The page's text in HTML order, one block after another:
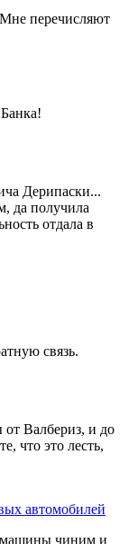
Мне перечисляют
Дерипаски...
да получила
отдала в
связь.
от Валбериз, и до
что это лесть,
автомобилей
чиним и